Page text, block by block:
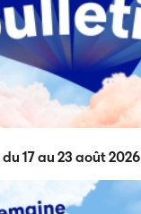
17 au 23 août 2026